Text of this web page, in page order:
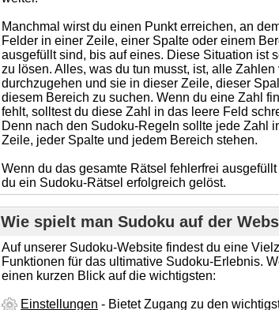
Manchmal wirst du einen Punkt erreichen, an
Felder in einer Zeile, einer Spalte oder einem
ausgefüllt sind, bis auf eines. Diese Situation ist
zu lösen. Alles, was du tun musst, ist, alle Zahlen
durchzugehen und sie in dieser Zeile, dieser
diesem Bereich zu suchen. Wenn du eine Zahl
fehlt, solltest du diese Zahl in das leere Feld
Denn nach den Sudoku-Regeln sollte jede Zahl
Zeile, jeder Spalte und jedem Bereich stehen.
Wenn du das gesamte Rätsel fehlerfrei ausgefüllt
du ein Sudoku-Rätsel erfolgreich gelöst.
Wie spielt man Sudoku auf der
Auf unserer Sudoku-Website findest du eine
Funktionen für das ultimative Sudoku-Erlebnis.
einen kurzen Blick auf die wichtigsten:
Einstellungen - Bietet Zugang zu den